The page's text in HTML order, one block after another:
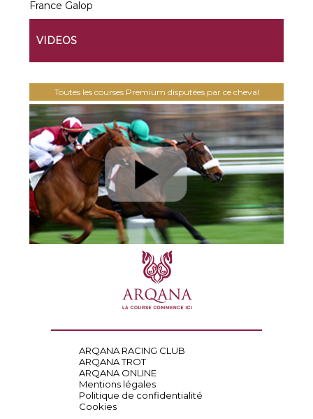
France Galop
VIDEOS
Toutes les courses Premium disputées par ce cheval
ARQANA RACING CLUB
ARQANA TROT
ARQANA ONLINE
Mentions légales
Politique de confidentialité
Cookies